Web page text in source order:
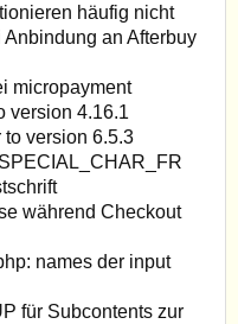
häufig nicht
an Afterbuy
micropayment
version 4.16.1
version 6.5.3
während Checkout
names der input
für Subcontents zur